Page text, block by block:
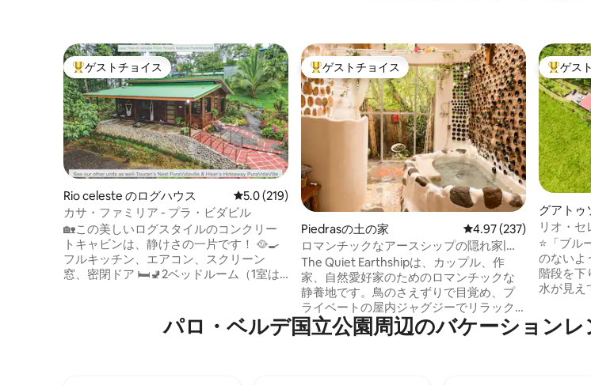
大好評のゲストチョイスです。
ゲストチョイス
Rio celeste のログハウス レビュー219件、5つ星中5.0つ星の平均評価
5.0 (219)
カサ・ファミリア - プラ・ビダビル
🏡この美しいログスタイルのコンクリー
トキャビンは、静けさの一片です！ 🥘🍳
フルキッチン、エアコン、スクリーン
窓、密閉ドア 🛏️🚽2ベッドルーム（1室は
食、軽食、衛生用品が含まれます リオ・
セレステ川への専用トレイルから数歩！
大好評のゲストチョイスです。
ゲストチョイス
Piedrasの土の家 レビュー237件、5つ星
4.97 (237)
ロマンチックなアースシップの隠れ家|ホ
ットタブ＆森の眺望
The Quiet Earthshipは、カップル、作
家、自然愛好家のためのロマンチックな
静養地です。鳥のさえずりで目覚め、プ
ライベートの屋内ジャグジーでリラック
スし、ロフトネットで休息し、アーティ
ストが作ったユニークなアースシップの
大好評
ゲス
グアトゥ
リオ・セ
セス•エ
⭐️「ブル
のないよう
階段を下
水が見え
はオオハ
オ・セ
パロ・ベルデ国立公園⁠周⁠辺⁠のバ⁠ケ⁠ー⁠シ⁠ョ⁠ン⁠